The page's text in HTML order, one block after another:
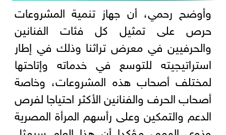
وأوضح رحمي، أن جهاز تنمية المشروعات
حرص على تمثيل كل فئات الفنانين
والحرفيين في معرض تراثنا وذلك في إطار
استراتيجيته للتوسع في خدماته وإتاحتها
لمختلف أصحاب هذه المشروعات، وخاصة
أصحاب الحرف والفنانين الأكثر احتياجا لفرص
الدعم والتمكين وعلى رأسهم المرأة المصرية